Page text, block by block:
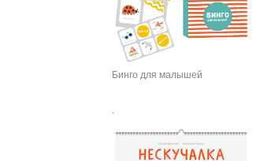
Бинго для малышей
.